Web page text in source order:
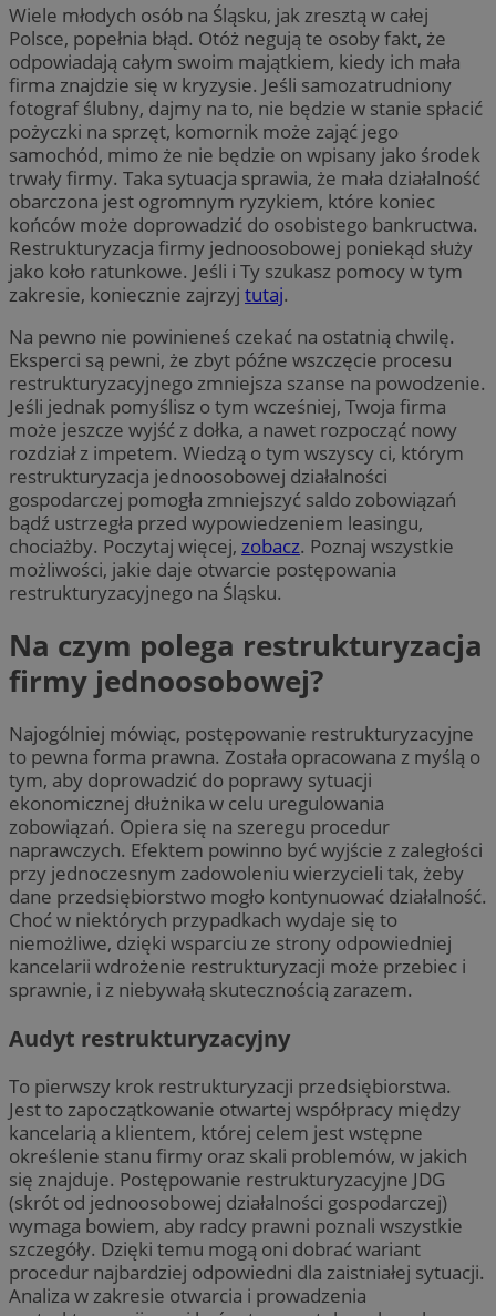
Wiele młodych osób na Śląsku, jak zresztą w całej
Polsce, popełnia błąd. Otóż negują te osoby fakt, że
odpowiadają całym swoim majątkiem, kiedy ich mała
firma znajdzie się w kryzysie. Jeśli samozatrudniony
fotograf ślubny, dajmy na to, nie będzie w stanie spłacić
pożyczki na sprzęt, komornik może zająć jego
samochód, mimo że nie będzie on wpisany jako środek
trwały firmy. Taka sytuacja sprawia, że mała działalność
obarczona jest ogromnym ryzykiem, które koniec
końców może doprowadzić do osobistego bankructwa.
Restrukturyzacja firmy jednoosobowej poniekąd służy
jako koło ratunkowe. Jeśli i Ty szukasz pomocy w tym
zakresie, koniecznie zajrzyj tutaj.
Na pewno nie powinieneś czekać na ostatnią chwilę.
Eksperci są pewni, że zbyt późne wszczęcie procesu
restrukturyzacyjnego zmniejsza szanse na powodzenie.
Jeśli jednak pomyślisz o tym wcześniej, Twoja firma
może jeszcze wyjść z dołka, a nawet rozpocząć nowy
rozdział z impetem. Wiedzą o tym wszyscy ci, którym
restrukturyzacja jednoosobowej działalności
gospodarczej pomogła zmniejszyć saldo zobowiązań
bądź ustrzegła przed wypowiedzeniem leasingu,
chociażby. Poczytaj więcej, zobacz. Poznaj wszystkie
możliwości, jakie daje otwarcie postępowania
restrukturyzacyjnego na Śląsku.
Na czym polega restrukturyzacja
firmy jednoosobowej?
Najogólniej mówiąc, postępowanie restrukturyzacyjne
to pewna forma prawna. Została opracowana z myślą o
tym, aby doprowadzić do poprawy sytuacji
ekonomicznej dłużnika w celu uregulowania
zobowiązań. Opiera się na szeregu procedur
naprawczych. Efektem powinno być wyjście z zaległości
przy jednoczesnym zadowoleniu wierzycieli tak, żeby
dane przedsiębiorstwo mogło kontynuować działalność.
Choć w niektórych przypadkach wydaje się to
niemożliwe, dzięki wsparciu ze strony odpowiedniej
kancelarii wdrożenie restrukturyzacji może przebiec i
sprawnie, i z niebywałą skutecznością zarazem.
Audyt restrukturyzacyjny
To pierwszy krok restrukturyzacji przedsiębiorstwa.
Jest to zapoczątkowanie otwartej współpracy między
kancelarią a klientem, której celem jest wstępne
określenie stanu firmy oraz skali problemów, w jakich
się znajduje. Postępowanie restrukturyzacyjne JDG
(skrót od jednoosobowej działalności gospodarczej)
wymaga bowiem, aby radcy prawni poznali wszystkie
szczegóły. Dzięki temu mogą oni dobrać wariant
procedur najbardziej odpowiedni dla zaistniałej sytuacji.
Analiza w zakresie otwarcia i prowadzenia